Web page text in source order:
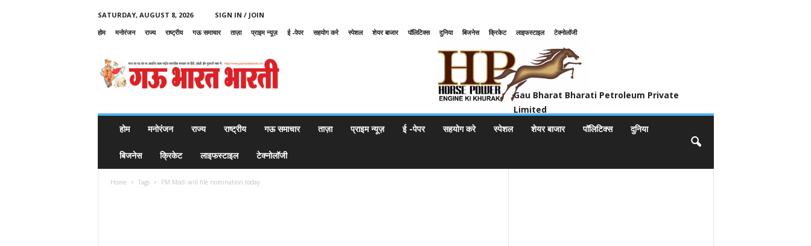
SATURDAY, AUGUST 8, 2026
SIGN IN / JOIN
होम
मनोरंजन राज्य राष्ट्रीय गऊ समाचार ताज़ा प्राइम न्यूज़ ई -पेपर सहयोग करे स्पेशल शेयर बाजार पॉलिटिक्स दुनिया बिजनेस क्रिकेट लाइफस्टाइल
टेक्नोलॉजी
u
Gau Bharat Bharati Petroleum Private
Limited
होम
मनोरंजन राज्य राष्ट्रीय गऊ समाचार ताज़ा प्राइम न्यूज़ ई -पेपर सहयोग करे स्पेशल शेयर बाजार पॉलिटिक्स दुनिया
बिजनेस क्रिकेट लाइफस्टाइल टेक्नोलॉजी
Home Tags PM Modi will file nomination today